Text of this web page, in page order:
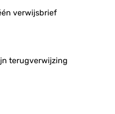
verwijsbrief
terugverwijzing